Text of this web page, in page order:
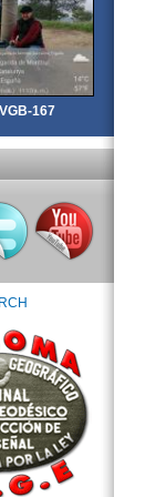
167